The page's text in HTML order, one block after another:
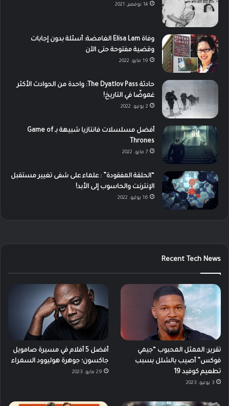
14 نوفمبر، 2021
وفاة Elisa Lam الغامضة: أسئلة بدون إجابات
وقضية مفتوحة حتى الآن
19 مايو، 2022
حادثة The Dyatlov Pass: واحدة من الحوادث الأكثر
غموضًا في التاريخ!
2 يونيو، 2022
أفضل مسلسلات فانتازيا شبيهة بـ Game of
Thrones
7 مايو، 2022
“الحلقة المفقودة” : علماء على شفى تغيير مستقبل
الإنترنت والحاسوب إلى الأبد!
16 يوليو، 2022
Recent Tech News
تقرير: الممثل المحبوب “جيمي
فوكس” أصيب بالشلل بسبب
تطعيم كوفيد 19
3 يونيو، 2023
أفضل 5 أفلام في مسيرة صامويل
جاكسون؛ جوهرة هوليوود السمراء
29 مايو، 2023